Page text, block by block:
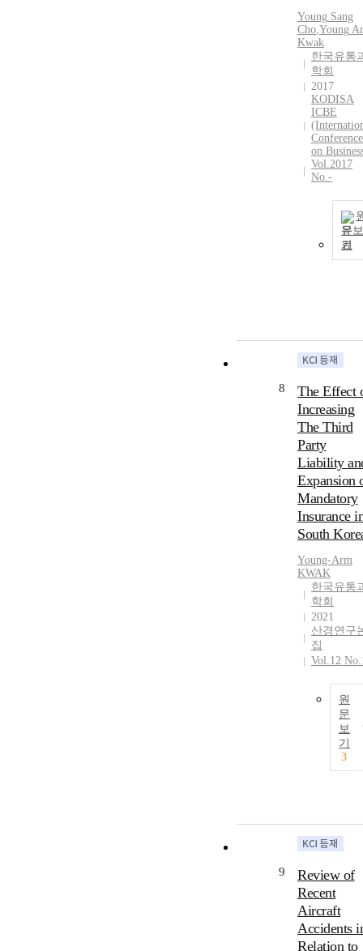
Young Sang
Cho,Young
Kwak
한국유통
학회
2017
KODISA
ICBE
Conference
on
Vol.2017
No.-
문보
기
8
The Effect
Increasing
The Third
Party
Liability
Expansion
Mandatory
Insurance
South
Young-Arm
KWAK
한국유통
학회
2021
산경연구
집
Vol.12
원
문
보
기
3
9
Review of
Recent
Aircraft
Accidents
Relation to